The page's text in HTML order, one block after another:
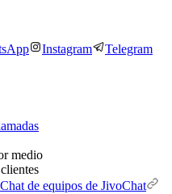
Instagram Telegram
medio
Chat de equipos de JivoChat